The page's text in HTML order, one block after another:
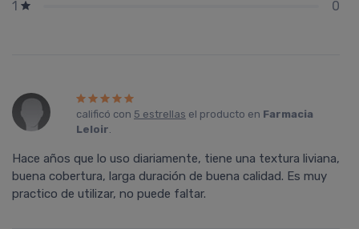
1
0
calificó con 5 estrellas el producto en Farmacia
Leloir.
Hace años que lo uso diariamente, tiene una textura liviana,
buena cobertura, larga duración de buena calidad. Es muy
practico de utilizar, no puede faltar.